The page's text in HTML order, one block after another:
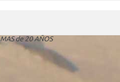
MAS de 20 AÑOS